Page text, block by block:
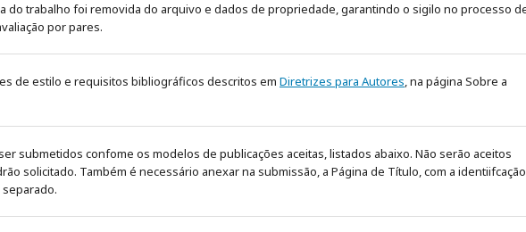
do trabalho foi removida do arquivo e dados de propriedade, garantindo o sigilo no processo
por pares.
de estilo e requisitos bibliográficos descritos em Diretrizes para Autores, na página Sobre a
submetidos confome os modelos de publicações aceitas, listados abaixo. Não serão aceitos
solicitado. Também é necessário anexar na submissão, a Página de Título, com a identiifcação